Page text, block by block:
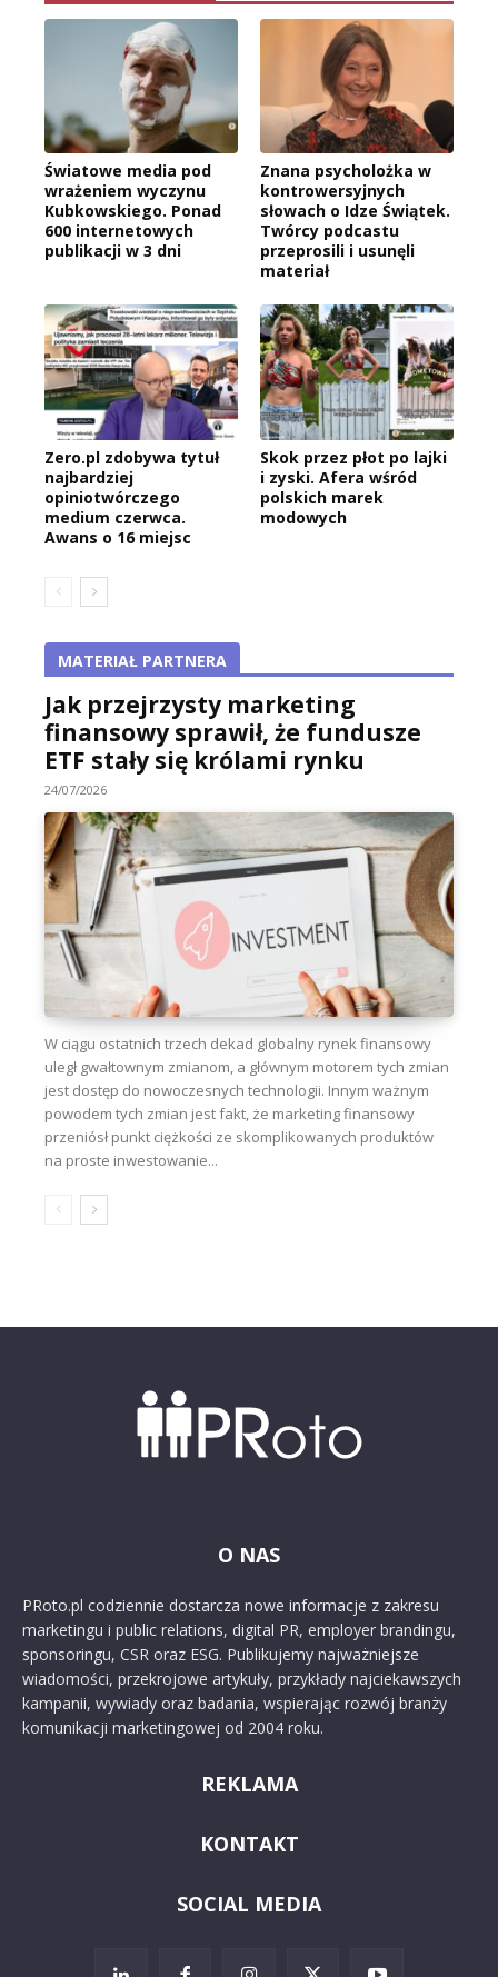
Światowe media pod
wrażeniem wyczynu
Kubkowskiego. Ponad
600 internetowych
publikacji w 3 dni
Znana psycholożka w
kontrowersyjnych
słowach o Idze Świątek.
Twórcy podcastu
przeprosili i usunęli
materiał
Zero.pl zdobywa tytuł
najbardziej
opiniotwórczego
medium czerwca.
Awans o 16 miejsc
Skok przez płot po lajki
i zyski. Afera wśród
polskich marek
modowych
MATERIAŁ PARTNERA
Jak przejrzysty marketing
finansowy sprawił, że fundusze
ETF stały się królami rynku
24/07/2026
W ciągu ostatnich trzech dekad globalny rynek finansowy
uległ gwałtownym zmianom, a głównym motorem tych zmian
jest dostęp do nowoczesnych technologii. Innym ważnym
powodem tych zmian jest fakt, że marketing finansowy
przeniósł punkt ciężkości ze skomplikowanych produktów
na proste inwestowanie...
O NAS
PRoto.pl codziennie dostarcza nowe informacje z zakresu
marketingu i public relations, digital PR, employer brandingu,
sponsoringu, CSR oraz ESG. Publikujemy najważniejsze
wiadomości, przekrojowe artykuły, przykłady najciekawszych
kampanii, wywiady oraz badania, wspierając rozwój branży
komunikacji marketingowej od 2004 roku.
REKLAMA
KONTAKT
SOCIAL MEDIA